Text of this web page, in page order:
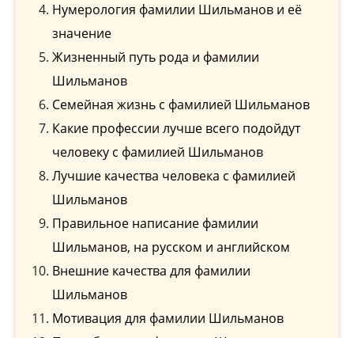
Нумерология фамилии Шильманов и её
значение
Жизненный путь рода и фамилии
Шильманов
Семейная жизнь с фамилией Шильманов
Какие профессии лучше всего подойдут
человеку с фамилией Шильманов
Лучшие качества человека с фамилией
Шильманов
Правильное написание фамилии
Шильманов, на русском и английском
Внешние качества для фамилии
Шильманов
Мотивация для фамилии Шильманов